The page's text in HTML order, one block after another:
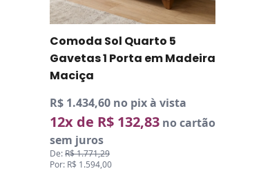
Comoda Sapateira Alpha
com 5 Gavetas 1 Porta
Madeira Maciça
R$ 1.156,50 no pix à vista
12x de R$ 107,08 no cartão
sem juros
De:R$ 1.427,82
Por: R$ 1.285,00